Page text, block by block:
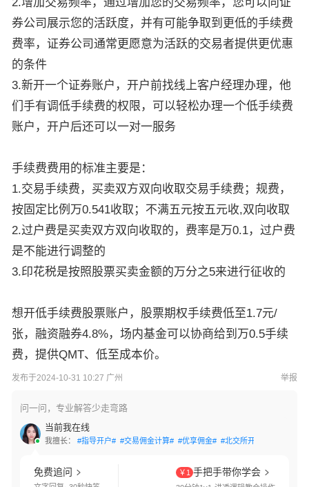
券公司展示您的活跃度，并有可能争取到更低的手续费
费率，证券公司通常更愿意为活跃的交易者提供更优惠
的条件
3.新开一个证券账户，开户前找线上客户经理办理，他
们手有调低手续费的权限，可以轻松办理一个低手续费
账户，开户后还可以一对一服务
手续费费用的标准主要是：
1.交易手续费，买卖双方双向收取交易手续费；规费，
按固定比例万0.541收取；不满五元按五元收,双向收取
2.过户费是买卖双方双向收取的，费率是万0.1，过户费
是不能进行调整的
3.印花税是按照股票买卖金额的万分之5来进行征收的
想开低手续费股票账户，股票期权手续费低至1.7元/
张，融资融券4.8%，场内基金可以协商给到万0.5手续
费，提供QMT、低至成本价。
发布于2024-10-31 10:27 广州 举报
问一问，专业解答少走弯路
当前我在线
我擅长： #指导开户# #交易佣金计算# #优享佣金# #北交所开通#
免费追问 ￥1 手把手带你学会